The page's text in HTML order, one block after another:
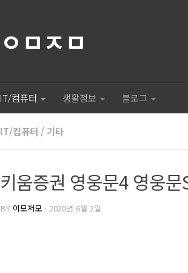
ㅇㅁㅈㅁ
IT/컴퓨터 생활정보 블로그
IT/컴퓨터 / 기타
키움증권 영웅문4 영웅문
BY 이모저모 · 2020년 6월 2일